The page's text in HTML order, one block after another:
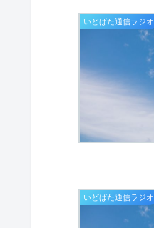
いどばた通信ラジオ
いどばた通信ラジオ